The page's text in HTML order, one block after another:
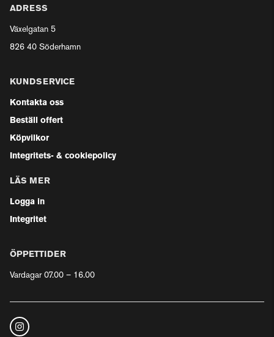
ADRESS
Växelgatan 5
826 40 Söderhamn
KUNDSERVICE
Kontakta oss
Beställ offert
Köpvilkor
Integritets- & cookiepolicy
LÄS MER
Logga in
Integritet
ÖPPETTIDER
Vardagar 07.00 – 16.00